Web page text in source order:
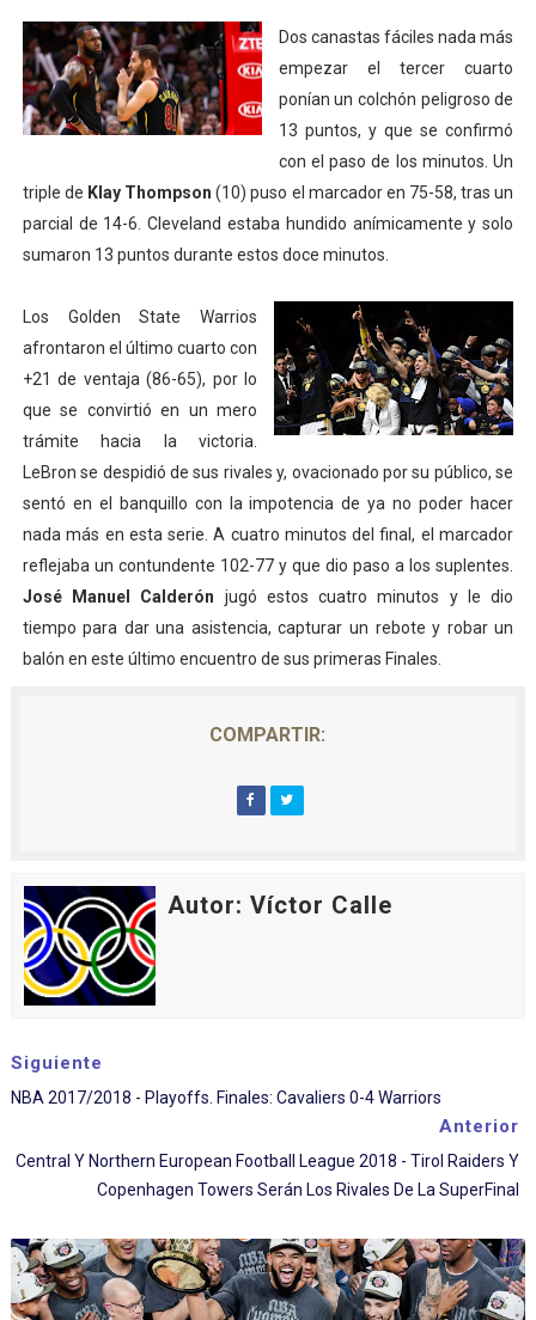
Dos canastas fáciles nada más
empezar el tercer cuarto
ponían un colchón peligroso de
13 puntos, y que se confirmó
con el paso de los minutos. Un
triple de Klay Thompson (10) puso el marcador en 75-58, tras un
parcial de 14-6. Cleveland estaba hundido anímicamente y solo
sumaron 13 puntos durante estos doce minutos.
Los Golden State Warrios
afrontaron el último cuarto con
+21 de ventaja (86-65), por lo
que se convirtió en un mero
trámite hacia la victoria.
LeBron se despidió de sus rivales y, ovacionado por su público, se
sentó en el banquillo con la impotencia de ya no poder hacer
nada más en esta serie. A cuatro minutos del final, el marcador
reflejaba un contundente 102-77 y que dio paso a los suplentes.
José Manuel Calderón jugó estos cuatro minutos y le dio
tiempo para dar una asistencia, capturar un rebote y robar un
balón en este último encuentro de sus primeras Finales.
COMPARTIR:
Autor: Víctor Calle
Siguiente
NBA 2017/2018 - Playoffs. Finales: Cavaliers 0-4 Warriors
Anterior
Central Y Northern European Football League 2018 - Tirol Raiders Y
Copenhagen Towers Serán Los Rivales De La SuperFinal